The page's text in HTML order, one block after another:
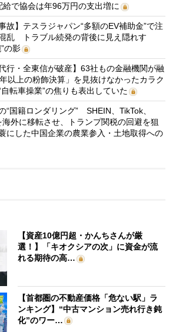
で協会は年96万円の支出増に
故】テスラジャパン“多額のEV補助金”で注
乱 トラブル続発の背後に見え隠れす
の影
行・全東信が破産】63社もの金融機関が融
以上の粉飾決算」を見抜けなかったカラク
転車操業”の焦りも表出していた
“国籍ロンダリング” SHEIN、TikTok、
外に移転させ、トランプ関税の回避を狙
にした中国企業の農業参入・土地取得への
【資産10億円超・かんちさんが厳
選！】「キオクシアの次」に資金が流
れる期待の高…
【首都圏の不動産価格「危ない駅」ラ
ンキング】“中古マンション売れ行き鈍
化”のワー…